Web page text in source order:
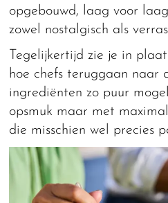
opgebouwd, laag voor
zowel nostalgisch als
Tegelijkertijd zie je in
hoe chefs teruggaan naar
ingrediënten zo puur
opsmuk maar met
die misschien wel precies